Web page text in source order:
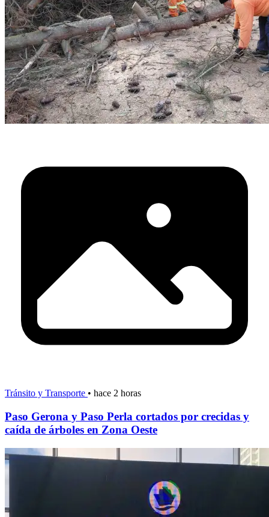
Tránsito y Transporte • hace 2 horas
Paso Gerona y Paso Perla cortados por crecidas y
caída de árboles en Zona Oeste